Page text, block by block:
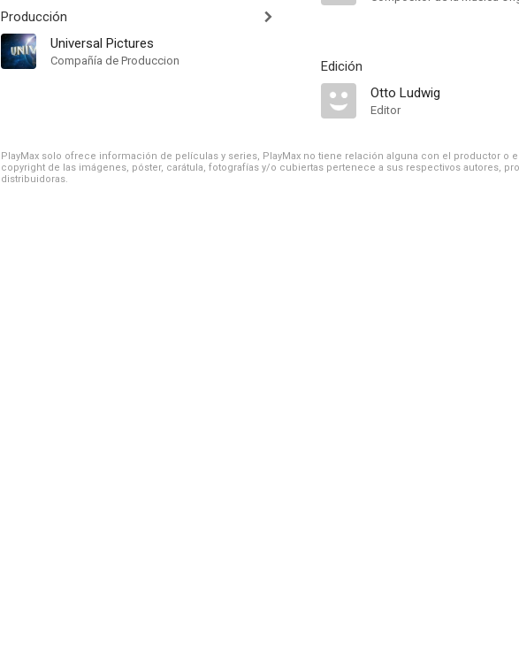
Producción
Universal Pictures
Compañía de Produccion
Edición
Otto Ludwig
Editor
PlayMax solo ofrece información de películas y series, PlayMax no tiene relación alguna con el productor o
copyright de las imágenes, póster, carátula, fotografías y/o cubiertas pertenece a sus respectivos autores,
distribuidoras.